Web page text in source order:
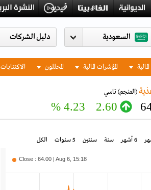
السعودية
المؤشرات المالية المحللون الاكتتابات
(المنجم) تاسي
2.60
4.23 %
6 أشهر سنة سنتين 5 سنوات الكل
Close : 64.00 | Aug 6, 15:18